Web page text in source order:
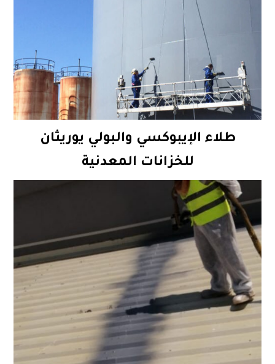
طلاء الإيبوكسي والبولي يوريثان
للخزانات المعدنية